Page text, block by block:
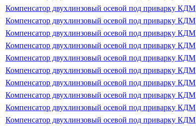
Компенсатор двухлинзовый осевой под приварку КДМ
Компенсатор двухлинзовый осевой под приварку КДМ
Компенсатор двухлинзовый осевой под приварку КДМ
Компенсатор двухлинзовый осевой под приварку КДМ
Компенсатор двухлинзовый осевой под приварку КДМ
Компенсатор двухлинзовый осевой под приварку КДМ
Компенсатор двухлинзовый осевой под приварку КДМ
Компенсатор двухлинзовый осевой под приварку КДМ
Компенсатор двухлинзовый осевой под приварку КДМ
Компенсатор двухлинзовый осевой под приварку КДМ